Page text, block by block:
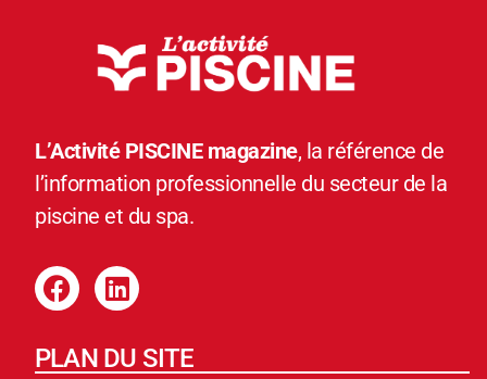
L’Activité PISCINE magazine, la référence de
l’information professionnelle du secteur de la
piscine et du spa.
PLAN DU SITE